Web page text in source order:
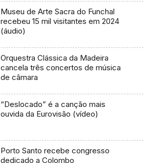
Museu de Arte Sacra do Funchal
recebeu 15 mil visitantes em 2024
(áudio)
Orquestra Clássica da Madeira
cancela três concertos de música
de câmara
“Deslocado” é a canção mais
ouvida da Eurovisão (vídeo)
Porto Santo recebe congresso
dedicado a Colombo